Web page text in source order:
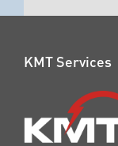
KMT Services